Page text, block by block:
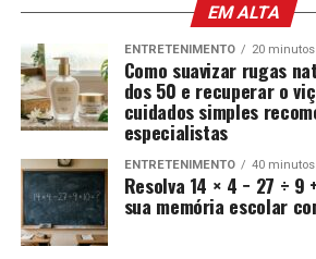
EM ALTA
ENTRETENIMENTO 20
Como suavizar rugas
dos 50 e recuperar o
cuidados simples
especialistas
ENTRETENIMENTO 40 minutos
Resolva 14 × 4 − 27 ÷ 9
sua memória escolar